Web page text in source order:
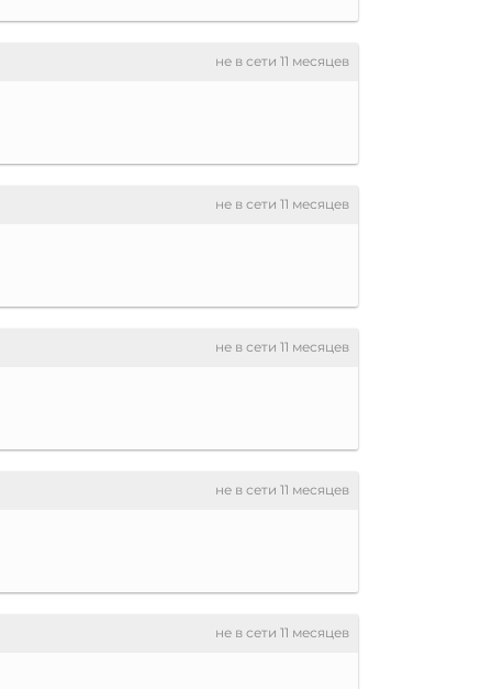
не в сети 11 месяцев
не в сети 11 месяцев
не в сети 11 месяцев
не в сети 11 месяцев
не в сети 11 месяцев